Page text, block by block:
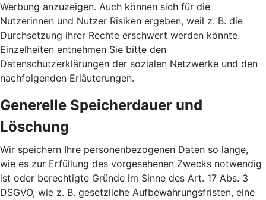
Werbung anzuzeigen. Auch können sich für die
Nutzerinnen und Nutzer Risiken ergeben, weil z. B. die
Durchsetzung ihrer Rechte erschwert werden könnte.
Einzelheiten entnehmen Sie bitte den
Datenschutzerklärungen der sozialen Netzwerke und den
nachfolgenden Erläuterungen.
Generelle Speicherdauer und
Löschung
Wir speichern Ihre personenbezogenen Daten so lange,
wie es zur Erfüllung des vorgesehenen Zwecks notwendig
ist oder berechtigte Gründe im Sinne des Art. 17 Abs. 3
DSGVO, wie z. B. gesetzliche Aufbewahrungsfristen, eine